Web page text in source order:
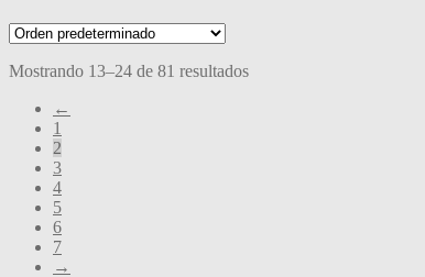
Mostrando 13–24 de 81 resultados
←
1
2
3
4
5
6
7
→